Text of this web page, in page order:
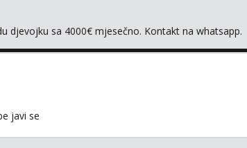
djevojku sa 4000€ mjesečno. Kontakt na whatsapp.
javi se